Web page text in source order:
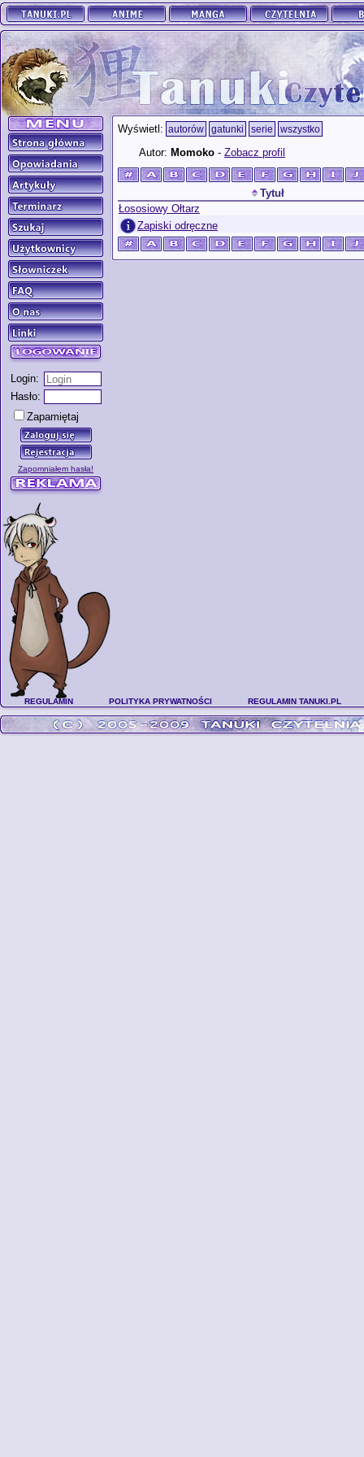
Login:
Hasło:
Zapamiętaj
Zapomniałem hasła!
Wyświetl: autorów gatunki serie wszystko
Autor: Momoko - Zobacz profil
Tytuł
Łososiowy Ołtarz
Zapiski odręczne
REGULAMIN POLITYKA PRYWATNOŚCI REGULAMIN TANUKI.PL